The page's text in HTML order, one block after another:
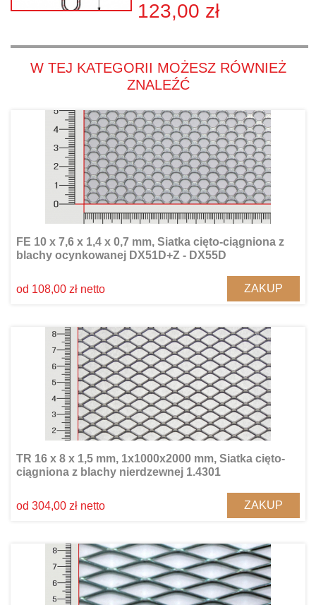
123,00 zł
W TEJ KATEGORII MOŻESZ RÓWNIEŻ
ZNALEŹĆ
FE 10 x 7,6 x 1,4 x 0,7 mm, Siatka cięto-ciągniona z
blachy ocynkowanej DX51D+Z - DX55D
od 108,00 zł netto ZAKUP
TR 16 x 8 x 1,5 mm, 1x1000x2000 mm, Siatka cięto-
ciągniona z blachy nierdzewnej 1.4301
od 304,00 zł netto ZAKUP